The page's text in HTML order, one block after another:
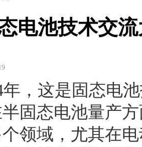
电池技术交
年，这是固态电
固态电池量产
领域，尤其在